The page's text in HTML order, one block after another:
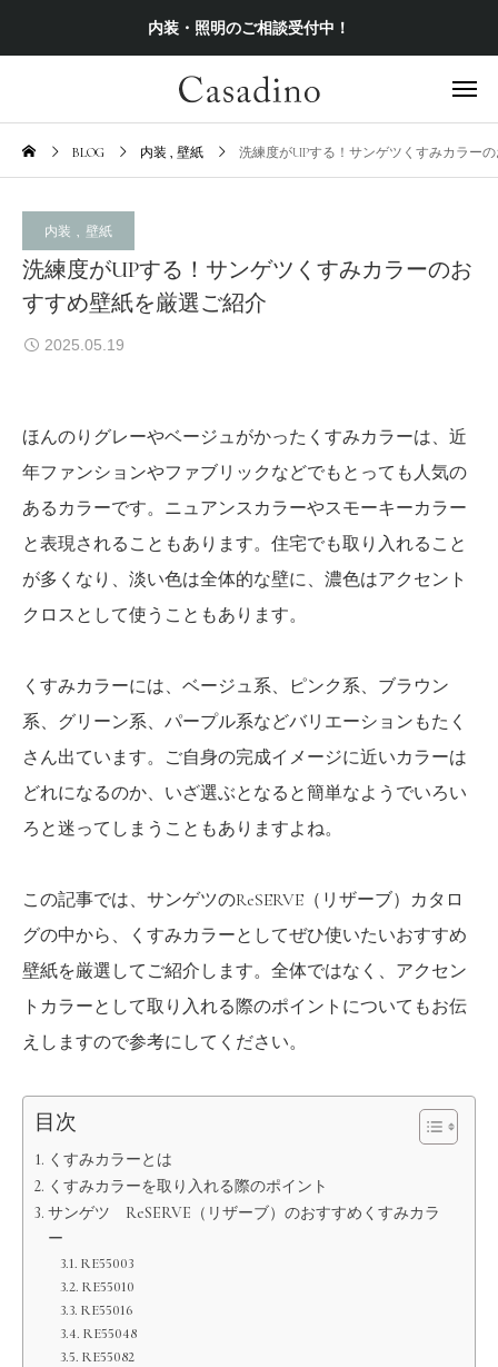
内装・照明のご相談受付中！
BLOG 内装 壁紙 洗練度がUPする！サンゲツくすみカラー
内装 壁紙
洗練度がUPする！サンゲツくすみカラーのお
すすめ壁紙を厳選ご紹介
2025.05.19
ほんのりグレーやベージュがかったくすみカラーは、近
年ファンションやファブリックなどでもとっても人気の
あるカラーです。ニュアンスカラーやスモーキーカラー
と表現されることもあります。住宅でも取り入れること
が多くなり、淡い色は全体的な壁に、濃色はアクセント
クロスとして使うこともあります。
くすみカラーには、ベージュ系、ピンク系、ブラウン
系、グリーン系、パープル系などバリエーションもたく
さん出ています。ご自身の完成イメージに近いカラーは
どれになるのか、いざ選ぶとなると簡単なようでいろい
ろと迷ってしまうこともありますよね。
この記事では、サンゲツのReSERVE（リザーブ）カタロ
グの中から、くすみカラーとしてぜひ使いたいおすすめ
壁紙を厳選してご紹介します。全体ではなく、アクセン
トカラーとして取り入れる際のポイントについてもお伝
えしますので参考にしてください。
目次
くすみカラーとは
くすみカラーを取り入れる際のポイント
サンゲツ ReSERVE（リザーブ）のおすすめくすみカラ
ー
RE55003
RE55010
RE55016
RE55048
RE55082